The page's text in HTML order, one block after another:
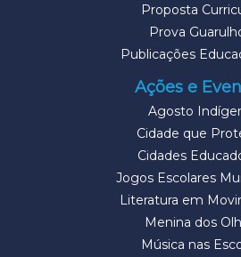
Proposta
Prova
Publicações
Ações e
Agosto
Cidade que
Cidades
Jogos Escolares
Literatura em
Menina dos
Música nas